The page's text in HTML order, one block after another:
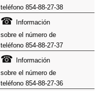
teléfono 854-88-27-38
☎
Información
sobre el número de
teléfono 854-88-27-37
☎
Información
sobre el número de
teléfono 854-88-27-36